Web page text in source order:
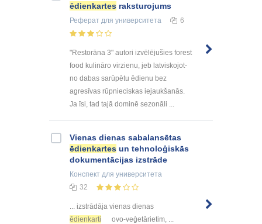
ēdienkartes raksturojums
Реферат для университета 6
"Restorāna 3" autori izvēlējušies forest
food kulināro virzienu, jeb latviskojot-
no dabas sarūpētu ēdienu bez
agresīvas rūpnieciskas iejaukšanās.
Ja īsi, tad tajā dominē sezonāli ...
Vienas dienas sabalansētas
ēdienkartes un tehnoloģiskās
dokumentācijas izstrāde
Конспект для университета
32
... izstrādāja vienas dienas
ēdienkarti
ovo-veģetārietim, ...